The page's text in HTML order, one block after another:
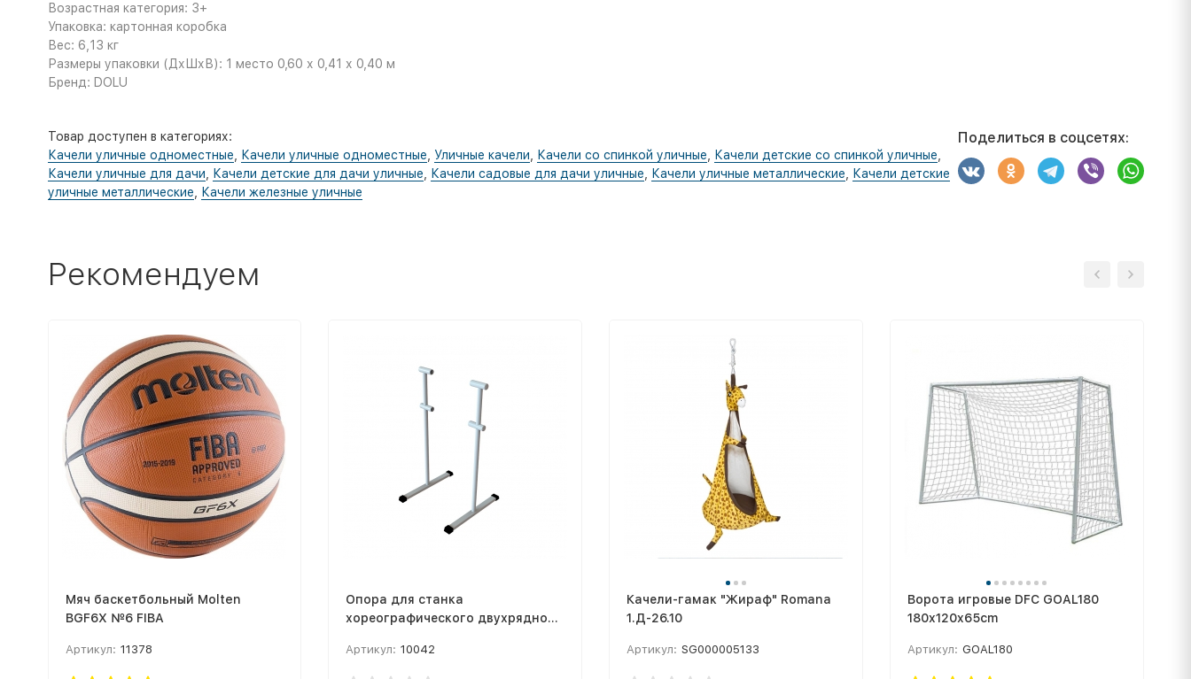
Возрастная категория: 3+
Упаковка: картонная коробка
Вес: 6,13 кг
Размеры упаковки (ДхШхВ): 1 место 0,60 х 0,41 х 0,40 м
Бренд: DOLU
Товар доступен в категориях:
Качели уличные одноместные
Качели уличные одноместные Уличные качели Качели со спинкой уличные Качели детские со спинкой уличные
Качели уличные для дачи
Качели детские для дачи уличные Качели садовые для дачи уличные Качели уличные металлические
Качели детские
уличные металлические
Качели железные уличные
Поделиться в соцсетях:
Рекомендуем
Мяч баскетбольный Molten
BGF6X №6 FIBA
Артикул: 11378
Опора для станка
хореографического двухрядного
(крайние, пара)
Артикул: 10042
Качели-гамак "Жираф" Romana
1.Д-26.10
Артикул: SG000005133
Ворота игровые DFC GOAL180
180x120x65cm
Артикул: GOAL180